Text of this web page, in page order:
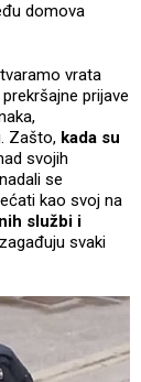
domova
vrata
prijave
Zašto, kada su
svojih
se
kao svoj na
službi i
svaki